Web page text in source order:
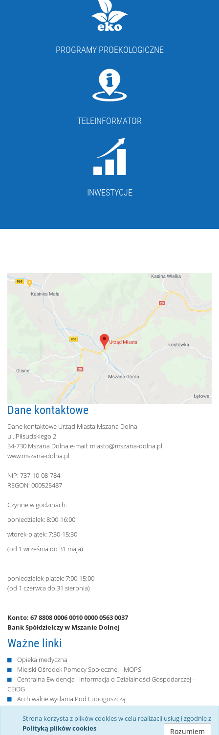
PROGRAMY PROEKOLOGICZNE
TELEINFORMATOR
INWESTYCJE
Dane kontaktowe
Dane kontaktowe Urząd Miasta Mszana Dolna
ul. Piłsudskiego 2
34-730 Mszana Dolna e-mail: miasto@mszana-dolna.pl
www.mszana-dolna.pl
NIP: 737-10-08-784
REGON: 000525487
Czynne w godzinach:
poniedziałek: 8:00-16:00
wtorek-piątek: 7:30-15:30
(od 1 września do 31 maja)
poniedziałek-piątek: 7:00-15:00
(od 1 czerwca do 31 sierpnia)
Konto: 67 8808 0006 0010 0000 0563 0037
Bank Spółdzielczy w Mszanie Dolnej
Ważne linki
Opieka medyczna
Miejski Ośrodek Pomocy Społecznej - MOPS
Centralna Ewidencja i Informacja o Działalności Gospodarczej -
CEiDG
Archiwalne wydania Pod Lubogoszczą
Retransmisje Sesji Rady Miejskiej
Protokoły z Sesji Rady Miejskiej
Strona korzysta z plików cookies w celu realizacji usług i zgodnie z
Polityką plików cookies
Rozumiem